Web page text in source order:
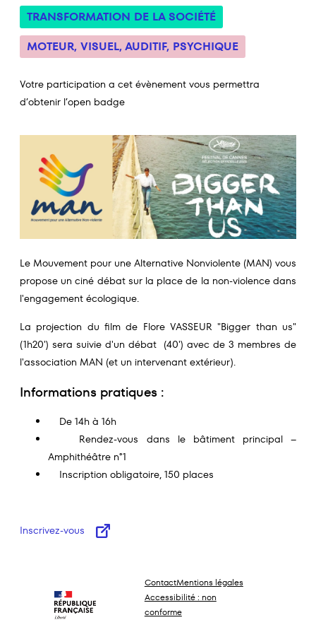
TRANSFORMATION DE LA SOCIÉTÉ
MOTEUR, VISUEL,AUDITIF, PSYCHIQUE
Votre participation a cet évènement vous permettra
d’obtenir l’open badge
Le Mouvement pour une Alternative Nonviolente (MAN) vous
propose un ciné débat sur la place de la non-violence dans
l'engagement écologique.
La projection du film de Flore VASSEUR "Bigger than us"
(1h20') sera suivie d'un débat (40') avec de 3 membres de
l'association MAN (et un intervenant extérieur).
Informations pratiques :
De 14h à 16h
Rendez-vous dans le bâtiment principal –
Amphithéâtre n°1
Inscription obligatoire, 150 places
Inscrivez-vous
ContactMentions légales
Accessibilité : non
conforme